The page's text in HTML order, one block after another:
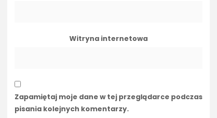
Witryna internetowa
Zapamiętaj moje dane w tej przeglądarce podczas
pisania kolejnych komentarzy.